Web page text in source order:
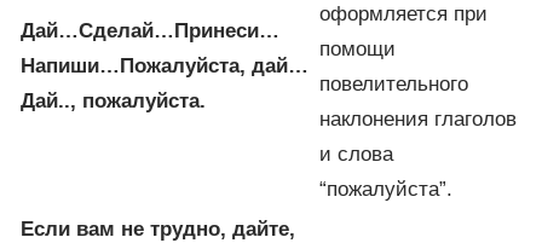
Дай…Сделай…Принеси…
Напиши…Пожалуйста, дай…
Дай.., пожалуйста.
оформляется при
помощи
повелительного
наклонения глаголов
и слова
“пожалуйста”.
Если вам не трудно, дайте,